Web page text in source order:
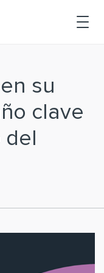
su
clave